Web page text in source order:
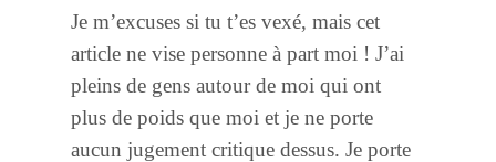
Je m’excuses si tu t’es vexé, mais cet
article ne vise personne à part moi ! J’ai
pleins de gens autour de moi qui ont
plus de poids que moi et je ne porte
aucun jugement critique dessus. Je porte